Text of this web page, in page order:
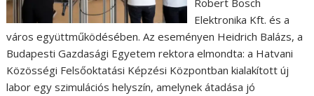
Robert Bosch
Elektronika Kft. és a
város együttműködésében. Az eseményen Heidrich Balázs, a
Budapesti Gazdasági Egyetem rektora elmondta: a Hatvani
Közösségi Felsőoktatási Képzési Központban kialakított új
labor egy szimulációs helyszín, amelynek átadása jó